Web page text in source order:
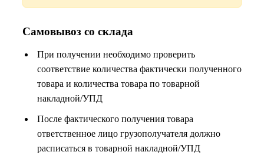
Самовывоз со склада
При получении необходимо проверить
соответствие количества фактически полученного
товара и количества товара по товарной
накладной/УПД
После фактического получения товара
ответственное лицо грузополучателя должно
расписаться в товарной накладной/УПД